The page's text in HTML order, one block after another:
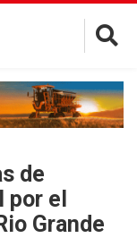
×
de
el
Grande